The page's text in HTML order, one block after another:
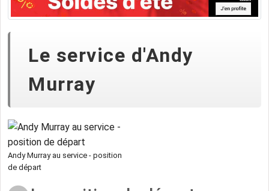
Le service d'Andy
Murray
Andy Murray au service - position
de départ